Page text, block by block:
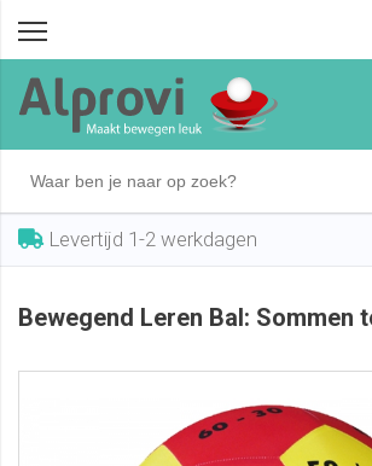
Levertijd 1-2 werkdagen
Bewegend Leren Bal: Sommen
€ 27,50